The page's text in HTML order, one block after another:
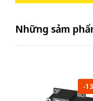
Những sảm
-